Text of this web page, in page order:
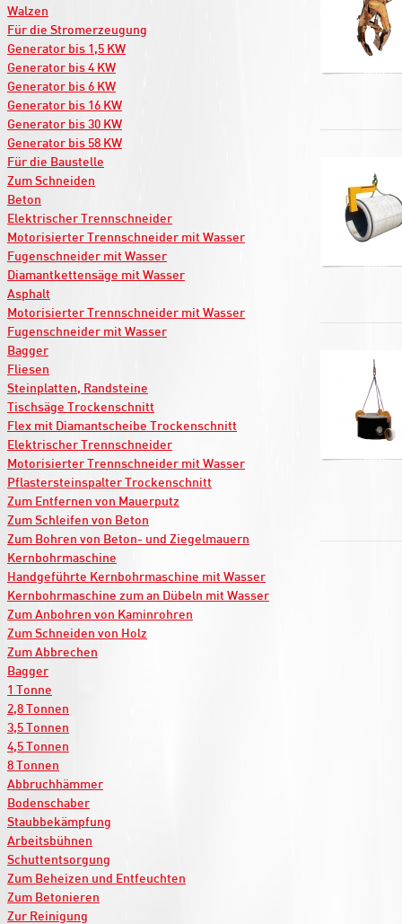
Walzen
Für die Stromerzeugung
Generator bis 1,5 KW
Generator bis 4 KW
Generator bis 6 KW
Generator bis 16 KW
Generator bis 30 KW
Generator bis 58 KW
Für die Baustelle
Zum Schneiden
Beton
Elektrischer Trennschneider
Motorisierter Trennschneider mit Wasser
Fugenschneider mit Wasser
Diamantkettensäge mit Wasser
Asphalt
Motorisierter Trennschneider mit Wasser
Fugenschneider mit Wasser
Bagger
Fliesen
Steinplatten, Randsteine
Tischsäge Trockenschnitt
Flex mit Diamantscheibe Trockenschnitt
Elektrischer Trennschneider
Motorisierter Trennschneider mit Wasser
Pflastersteinspalter Trockenschnitt
Zum Entfernen von Mauerputz
Zum Schleifen von Beton
Zum Bohren von Beton- und Ziegelmauern
Kernbohrmaschine
Handgeführte Kernbohrmaschine mit Wasser
Kernbohrmaschine zum an Dübeln mit Wasser
Zum Anbohren von Kaminrohren
Zum Schneiden von Holz
Zum Abbrechen
Bagger
1 Tonne
2,8 Tonnen
3,5 Tonnen
4,5 Tonnen
8 Tonnen
Abbruchhämmer
Bodenschaber
Staubbekämpfung
Arbeitsbühnen
Schuttentsorgung
Zum Beheizen und Entfeuchten
Zum Betonieren
Zur Reinigung